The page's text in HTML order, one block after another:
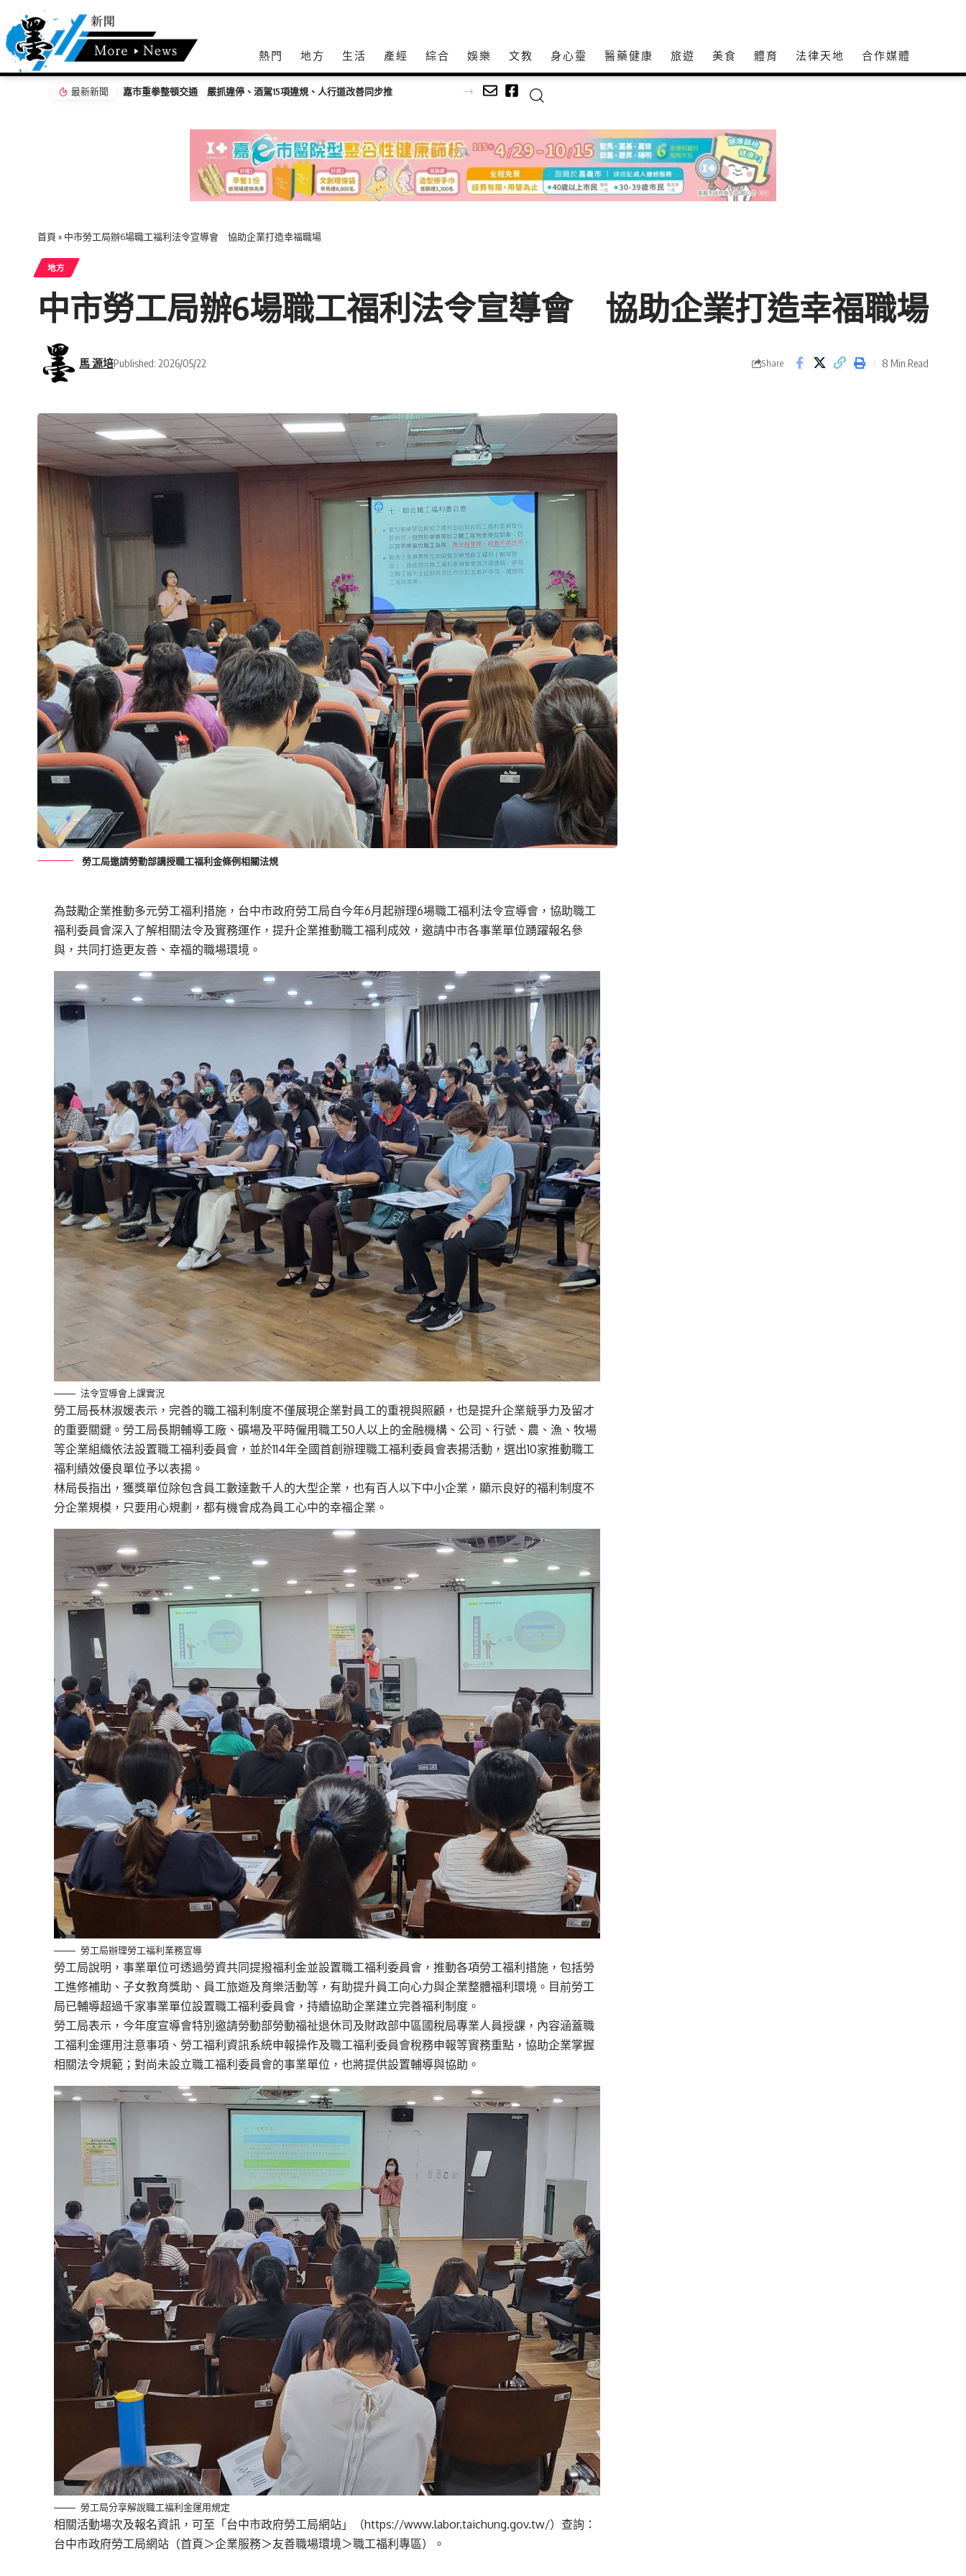
熱門 地方 生活 產經 綜合 娛樂 文教 身心𩆜 醫藥健康 旅遊 美食 體育 法律天地 合作媒體
最新新聞 嘉市重拳整頓交通 嚴抓違停、酒駕15項違規、人行道改善同步推
首頁 » 中市勞工局辦6場職工福利法令宣導會 協助企業打造幸福職場
地方
中市勞工局辦6場職工福利法令宣導會 協助企業打造幸福職場
馬 源培Published: 2026/05/22 Share 8 Min Read
勞工局邀請勞動部講授職工福利金條例相關法規
為鼓勵企業推動多元勞工福利措施，台中市政府勞工局自今年6月起辦理6場職工福利法令宣導會，協助職工
福利委員會深入了解相關法令及實務運作，提升企業推動職工福利成效，邀請中市各事業單位踴躍報名參
與，共同打造更友善、幸福的職場環境。
法令宣導會上課實況
勞工局長林淑媛表示，完善的職工福利制度不僅展現企業對員工的重視與照顧，也是提升企業競爭力及留才
的重要關鍵。勞工局長期輔導工廠、礦場及平時僱用職工50人以上的金融機構、公司、行號、農、漁、牧場
等企業組織依法設置職工福利委員會，並於114年全國首創辦理職工福利委員會表揚活動，選出10家推動職工
福利績效優良單位予以表揚。
林局長指出，獲獎單位除包含員工數達數千人的大型企業，也有百人以下中小企業，顯示良好的福利制度不
分企業規模，只要用心規劃，都有機會成為員工心中的幸福企業。
勞工局辦理勞工福利業務宣導
勞工局說明，事業單位可透過勞資共同提撥福利金並設置職工福利委員會，推動各項勞工福利措施，包括勞
工進修補助、子女教育獎助、員工旅遊及育樂活動等，有助提升員工向心力與企業整體福利環境。目前勞工
局已輔導超過千家事業單位設置職工福利委員會，持續協助企業建立完善福利制度。
勞工局表示，今年度宣導會特別邀請勞動部勞動福祉退休司及財政部中區國稅局專業人員授課，內容涵蓋職
工福利金運用注意事項、勞工福利資訊系統申報操作及職工福利委員會稅務申報等實務重點，協助企業掌握
相關法令規範；對尚未設立職工福利委員會的事業單位，也將提供設置輔導與協助。
勞工局分享解說職工福利金運用規定
相關活動場次及報名資訊，可至「台中市政府勞工局網站」（https://www.labor.taichung.gov.tw/）查詢：
台中市政府勞工局網站（首頁＞企業服務＞友善職場環境＞職工福利專區）。